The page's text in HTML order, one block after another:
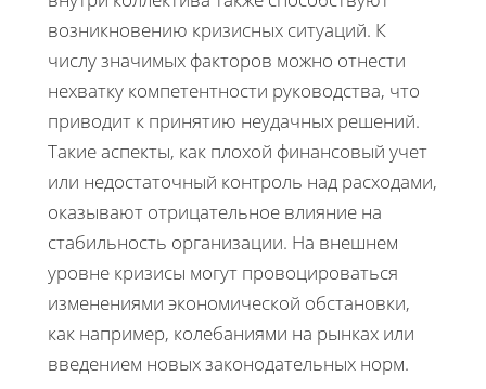
возникновению кризисных ситуаций. К
числу значимых факторов можно отнести
нехватку компетентности руководства, что
приводит к принятию неудачных решений.
Такие аспекты, как плохой финансовый учет
или недостаточный контроль над расходами,
оказывают отрицательное влияние на
стабильность организации. На внешнем
уровне кризисы могут провоцироваться
изменениями экономической обстановки,
как например, колебаниями на рынках или
введением новых законодательных норм.